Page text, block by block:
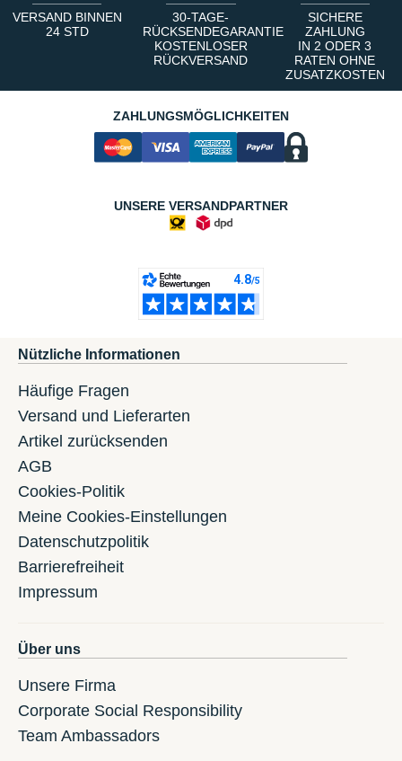
VERSAND BINNEN
24 STD
30-TAGE-
RÜCKSENDEGARANTIE
KOSTENLOSER
RÜCKVERSAND
SICHERE
ZAHLUNG
IN 2 ODER 3
RATEN OHNE
ZUSATZKOSTEN
ZAHLUNGSMÖGLICHKEITEN
UNSERE VERSANDPARTNER
Nützliche Informationen
Häufige Fragen
Versand und Lieferarten
Artikel zurücksenden
AGB
Cookies-Politik
Meine Cookies-Einstellungen
Datenschutzpolitik
Barrierefreiheit
Impressum
Über uns
Unsere Firma
Corporate Social Responsibility
Team Ambassadors